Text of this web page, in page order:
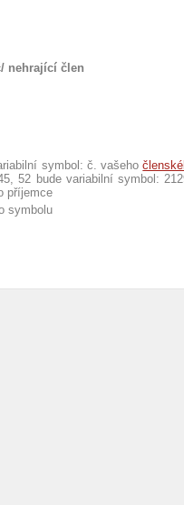
nehrající člen
symbol: č. vašeho
52 bude variabilní symbol:
příjemce
symbolu